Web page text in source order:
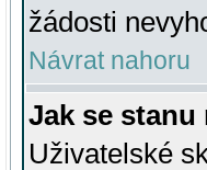
žádosti
Návrat nahoru
Jak se
Uživatelské